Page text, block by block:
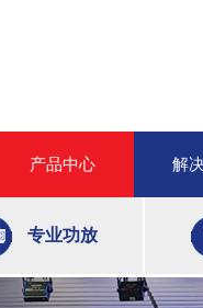
产品中心 解
专业功放